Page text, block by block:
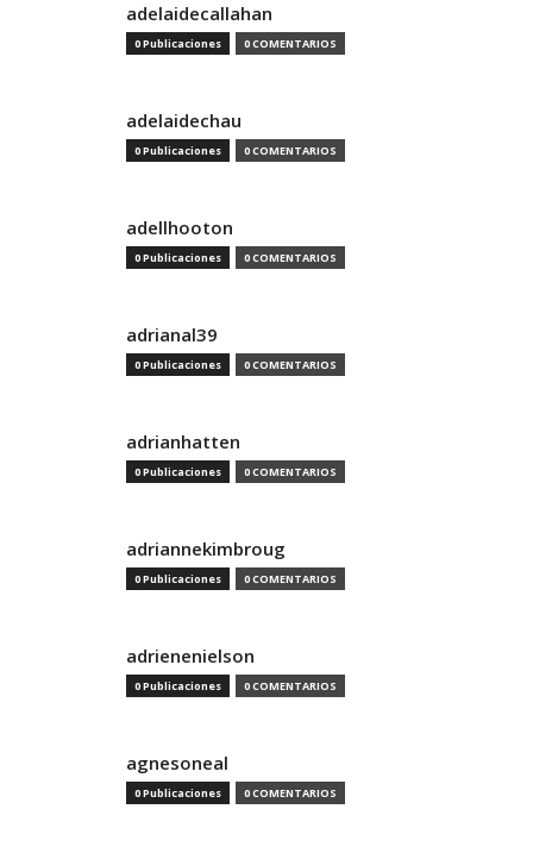
adelaidecallahan
0 Publicaciones 0 COMENTARIOS
adelaidechau
0 Publicaciones 0 COMENTARIOS
adellhooton
0 Publicaciones 0 COMENTARIOS
adrianal39
0 Publicaciones 0 COMENTARIOS
adrianhatten
0 Publicaciones 0 COMENTARIOS
adriannekimbroug
0 Publicaciones 0 COMENTARIOS
adrienenielson
0 Publicaciones 0 COMENTARIOS
agnesoneal
0 Publicaciones 0 COMENTARIOS